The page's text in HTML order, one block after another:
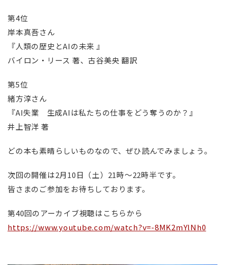
第4位
岸本真吾さん
『人類の歴史とAIの未来 』
バイロン・リース 著、古谷美央 翻訳
第5位
緒方淳さん
『AI失業 生成AIは私たちの仕事をどう奪うのか？』
井上智洋 著
どの本も素晴らしいものなので、ぜひ読んでみましょう。
次回の開催は2月10日（土）21時～22時半です。
皆さまのご参加をお待ちしております。
第40回のアーカイブ視聴はこちらから
https://www.youtube.com/watch?v=-8MK2mYlNh0